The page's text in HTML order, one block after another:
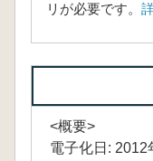
リが必要です。
<概要>
電子化日: 2012